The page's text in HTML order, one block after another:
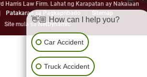
Harris Law Firm. Lahat ng Karapatan ay Nakalaan
Patakaran sa Pagkapribado
Sitemap
Site mula sa NetDynamic
👋🏼 How can I help you?
Car Accident
Truck Accident